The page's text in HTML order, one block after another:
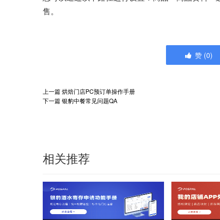
售。
赞 (0)
上一篇烘焙门店PC预订单操作手册
下一篇银豹中餐常见问题QA
相关推荐